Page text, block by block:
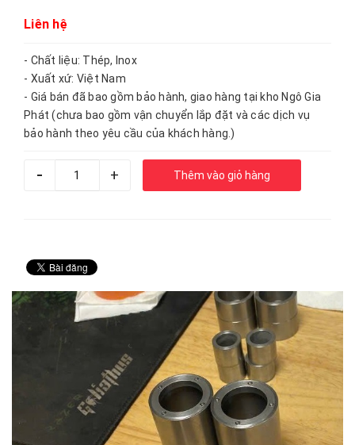
Liên hệ
- Chất liệu: Thép, Inox
- Xuất xứ: Việt Nam
- Giá bán đã bao gồm bảo hành, giao hàng tại kho Ngô Gia
Phát (chưa bao gồm vận chuyển lắp đặt và các dịch vụ
bảo hành theo yêu cầu của khách hàng.)
- + Thêm vào giỏ hàng